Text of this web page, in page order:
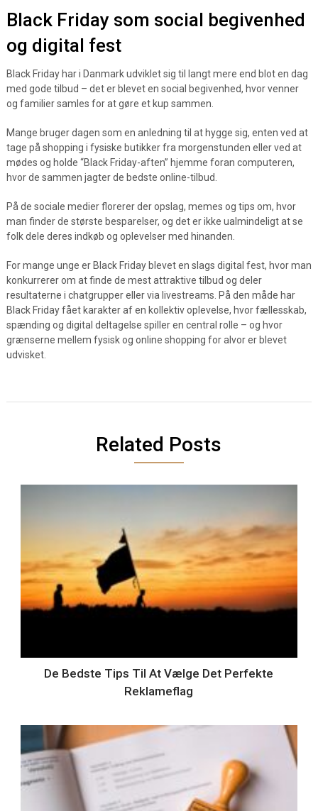
Black Friday som social begivenhed
og digital fest
Black Friday har i Danmark udviklet sig til langt mere end blot en dag
med gode tilbud – det er blevet en social begivenhed, hvor venner
og familier samles for at gøre et kup sammen.
Mange bruger dagen som en anledning til at hygge sig, enten ved at
tage på shopping i fysiske butikker fra morgenstunden eller ved at
mødes og holde “Black Friday-aften” hjemme foran computeren,
hvor de sammen jagter de bedste online-tilbud.
På de sociale medier florerer der opslag, memes og tips om, hvor
man finder de største besparelser, og det er ikke ualmindeligt at se
folk dele deres indkøb og oplevelser med hinanden.
For mange unge er Black Friday blevet en slags digital fest, hvor man
konkurrerer om at finde de mest attraktive tilbud og deler
resultaterne i chatgrupper eller via livestreams. På den måde har
Black Friday fået karakter af en kollektiv oplevelse, hvor fællesskab,
spænding og digital deltagelse spiller en central rolle – og hvor
grænserne mellem fysisk og online shopping for alvor er blevet
udvisket.
Related Posts
De Bedste Tips Til At Vælge Det Perfekte
Reklameflag